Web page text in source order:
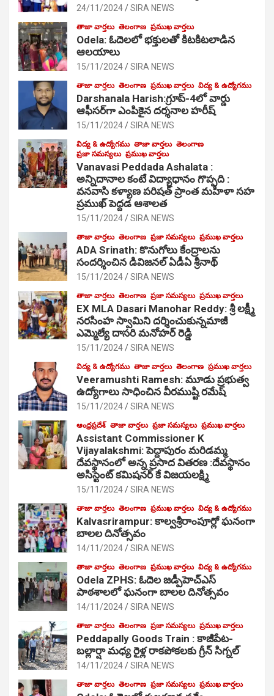
24/11/2024 SIRA NEWS
తాజా వార్తలు తెలంగాణ ప్రముఖ వార్తలు
Odela: ఓదెల‌లో భక్తులతో కిటకిటలాడిన
ఆల‌యాలు
15/11/2024 SIRA NEWS
తాజా వార్తలు తెలంగాణ ప్రముఖ వార్తలు విద్య & ఉద్యోగము
Darshanala Harish:గ్రూప్-4లో వార్డు
ఆఫీసర్‌గా ఎంపికైన దర్శనాల హరీష్
15/11/2024 SIRA NEWS
విద్య & ఉద్యోగము తాజా వార్తలు తెలంగాణ
ప్రజా సమస్యలు ప్రముఖ వార్తలు
Vanavasi Peddada Ashalata :
అన్నిదానాల కంటే విద్యాధానం గొప్పది :
వనవాసి కళ్యాణ పరిషత్ ప్రాంత మహిళా సహ
ప్రముఖ్ పెద్దడ ఆశాలత
15/11/2024 SIRA NEWS
తాజా వార్తలు తెలంగాణ ప్రజా సమస్యలు ప్రముఖ వార్తలు
ADA Srinath: కొనుగోలు కేంద్రాల‌ను
సంద‌ర్శించిన డివిజనల్ ఏడీఏ శ్రీనాథ్
15/11/2024 SIRA NEWS
తాజా వార్తలు తెలంగాణ ప్రజా సమస్యలు ప్రముఖ వార్తలు
EX MLA Dasari Manohar Reddy: శ్రీ లక్ష్మీ
నరసింహ స్వామిని దర్శించుకున్నమాజీ
ఎమ్మెల్యే దాసరి మనోహర్ రెడ్డి
15/11/2024 SIRA NEWS
విద్య & ఉద్యోగము తాజా వార్తలు తెలంగాణ ప్రముఖ వార్తలు
Veeramushti Ramesh: మూడు ప్రభుత్వ
ఉద్యోగాలు సాధించిన వీరముష్టి రమేష్
15/11/2024 SIRA NEWS
ఆంధ్రప్రదేశ్ తాజా వార్తలు ప్రజా సమస్యలు ప్రముఖ వార్తలు
Assistant Commissioner K
Vijayalakshmi: పెద్దాపురం మరిడమ్మ
దేవస్థానంలో అన్న ప్రసాద వితరణ :దేవస్థానం
అసిస్టెంట్ కమిషనర్ కే విజయలక్ష్మి
15/11/2024 SIRA NEWS
తాజా వార్తలు తెలంగాణ ప్రముఖ వార్తలు విద్య & ఉద్యోగము
Kalvasrirampur: కాల్వశ్రీరాంపూర్లో ఘనంగా
బాలల దినోత్సవం
14/11/2024 SIRA NEWS
తాజా వార్తలు తెలంగాణ ప్రముఖ వార్తలు విద్య & ఉద్యోగము
Odela ZPHS: ఓదెల జ‌డ్పీహెచ్ఎస్
పాఠ‌శాల‌లో ఘనంగా బాలల దినోత్సవం
14/11/2024 SIRA NEWS
తాజా వార్తలు తెలంగాణ ప్రజా సమస్యలు ప్రముఖ వార్తలు
Peddapally Goods Train : కాజీపేట-
బల్లార్షా మధ్య రైళ్ల రాకపోకలకు గ్రీన్ సిగ్నల్
14/11/2024 SIRA NEWS
తాజా వార్తలు తెలంగాణ ప్రజా సమస్యలు ప్రముఖ వార్తలు